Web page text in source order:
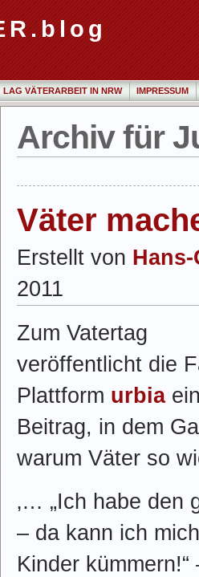
LAG VÄTERARBEIT IN NRW IMPRESSUM
Archiv für
Väter
Erstellt von
2011
Zum Vatertag
veröffentlicht die
Plattform urbia
Beitrag, in dem
warum Väter so
‚… „Ich habe den
– da kann ich
Kinder